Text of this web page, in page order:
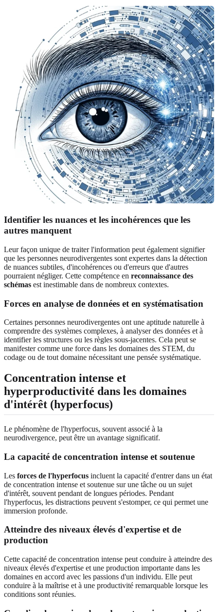
Identifier les nuances et les incohérences que les
autres manquent
Leur façon unique de traiter l'information peut également signifier
que les personnes neurodivergentes sont expertes dans la détection
de nuances subtiles, d'incohérences ou d'erreurs que d'autres
pourraient négliger. Cette compétence en reconnaissance des
schémas est inestimable dans de nombreux contextes.
Forces en analyse de données et en systématisation
Certaines personnes neurodivergentes ont une aptitude naturelle à
comprendre des systèmes complexes, à analyser des données et à
identifier les structures ou les règles sous-jacentes. Cela peut se
manifester comme une force dans les domaines des STEM, du
codage ou de tout domaine nécessitant une pensée systématique.
Concentration intense et
hyperproductivité dans les domaines
d'intérêt (hyperfocus)
Le phénomène de l'hyperfocus, souvent associé à la
neurodivergence, peut être un avantage significatif.
La capacité de concentration intense et soutenue
Les forces de l'hyperfocus incluent la capacité d'entrer dans un état
de concentration intense et soutenue sur une tâche ou un sujet
d'intérêt, souvent pendant de longues périodes. Pendant
l'hyperfocus, les distractions peuvent s'estomper, ce qui permet une
immersion profonde.
Atteindre des niveaux élevés d'expertise et de
production
Cette capacité de concentration intense peut conduire à atteindre des
niveaux élevés d'expertise et une production importante dans les
domaines en accord avec les passions d'un individu. Elle peut
conduire à la maîtrise et à une productivité remarquable lorsque les
conditions sont réunies.